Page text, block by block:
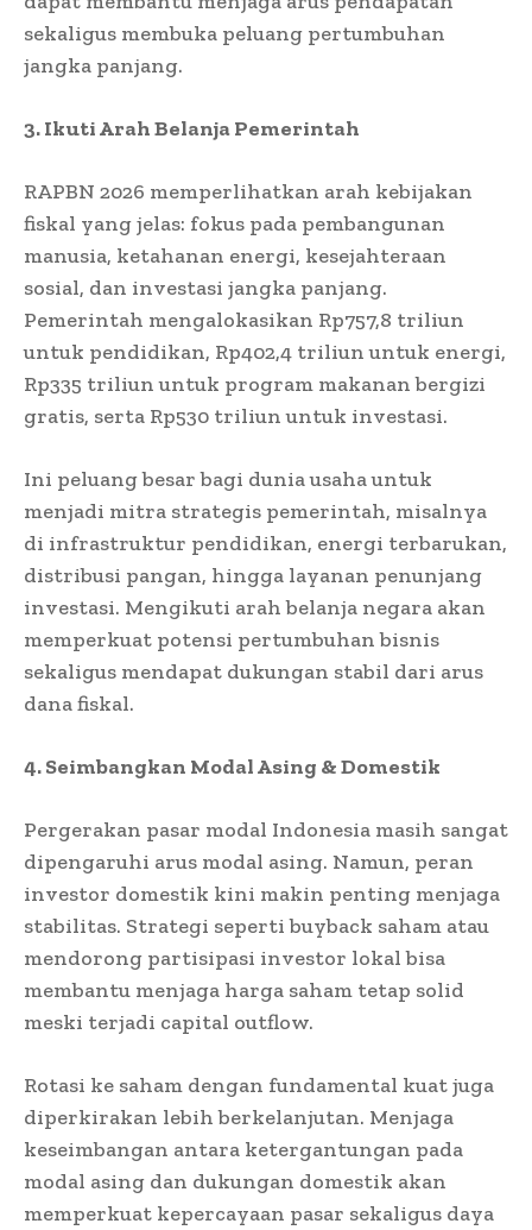
sekaligus membuka peluang pertumbuhan
jangka panjang.
3. Ikuti Arah Belanja Pemerintah
RAPBN 2026 memperlihatkan arah kebijakan
fiskal yang jelas: fokus pada pembangunan
manusia, ketahanan energi, kesejahteraan
sosial, dan investasi jangka panjang.
Pemerintah mengalokasikan Rp757,8 triliun
untuk pendidikan, Rp402,4 triliun untuk energi,
Rp335 triliun untuk program makanan bergizi
gratis, serta Rp530 triliun untuk investasi.
Ini peluang besar bagi dunia usaha untuk
menjadi mitra strategis pemerintah, misalnya
di infrastruktur pendidikan, energi terbarukan,
distribusi pangan, hingga layanan penunjang
investasi. Mengikuti arah belanja negara akan
memperkuat potensi pertumbuhan bisnis
sekaligus mendapat dukungan stabil dari arus
dana fiskal.
4. Seimbangkan Modal Asing & Domestik
Pergerakan pasar modal Indonesia masih sangat
dipengaruhi arus modal asing. Namun, peran
investor domestik kini makin penting menjaga
stabilitas. Strategi seperti buyback saham atau
mendorong partisipasi investor lokal bisa
membantu menjaga harga saham tetap solid
meski terjadi capital outflow.
Rotasi ke saham dengan fundamental kuat juga
diperkirakan lebih berkelanjutan. Menjaga
keseimbangan antara ketergantungan pada
modal asing dan dukungan domestik akan
memperkuat kepercayaan pasar sekaligus daya